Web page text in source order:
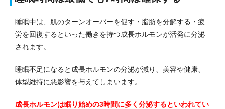
睡眠中は、肌のターンオーバーを促す・脂肪を分解する・疲
労を回復するといった働きを持つ成長ホルモンが活発に分泌
されます。
睡眠不足になると成長ホルモンの分泌が減り、美容や健康、
体型維持に悪影響を与えてしまいます。
成長ホルモンは眠り始めの3時間に多く分泌するといわれてい